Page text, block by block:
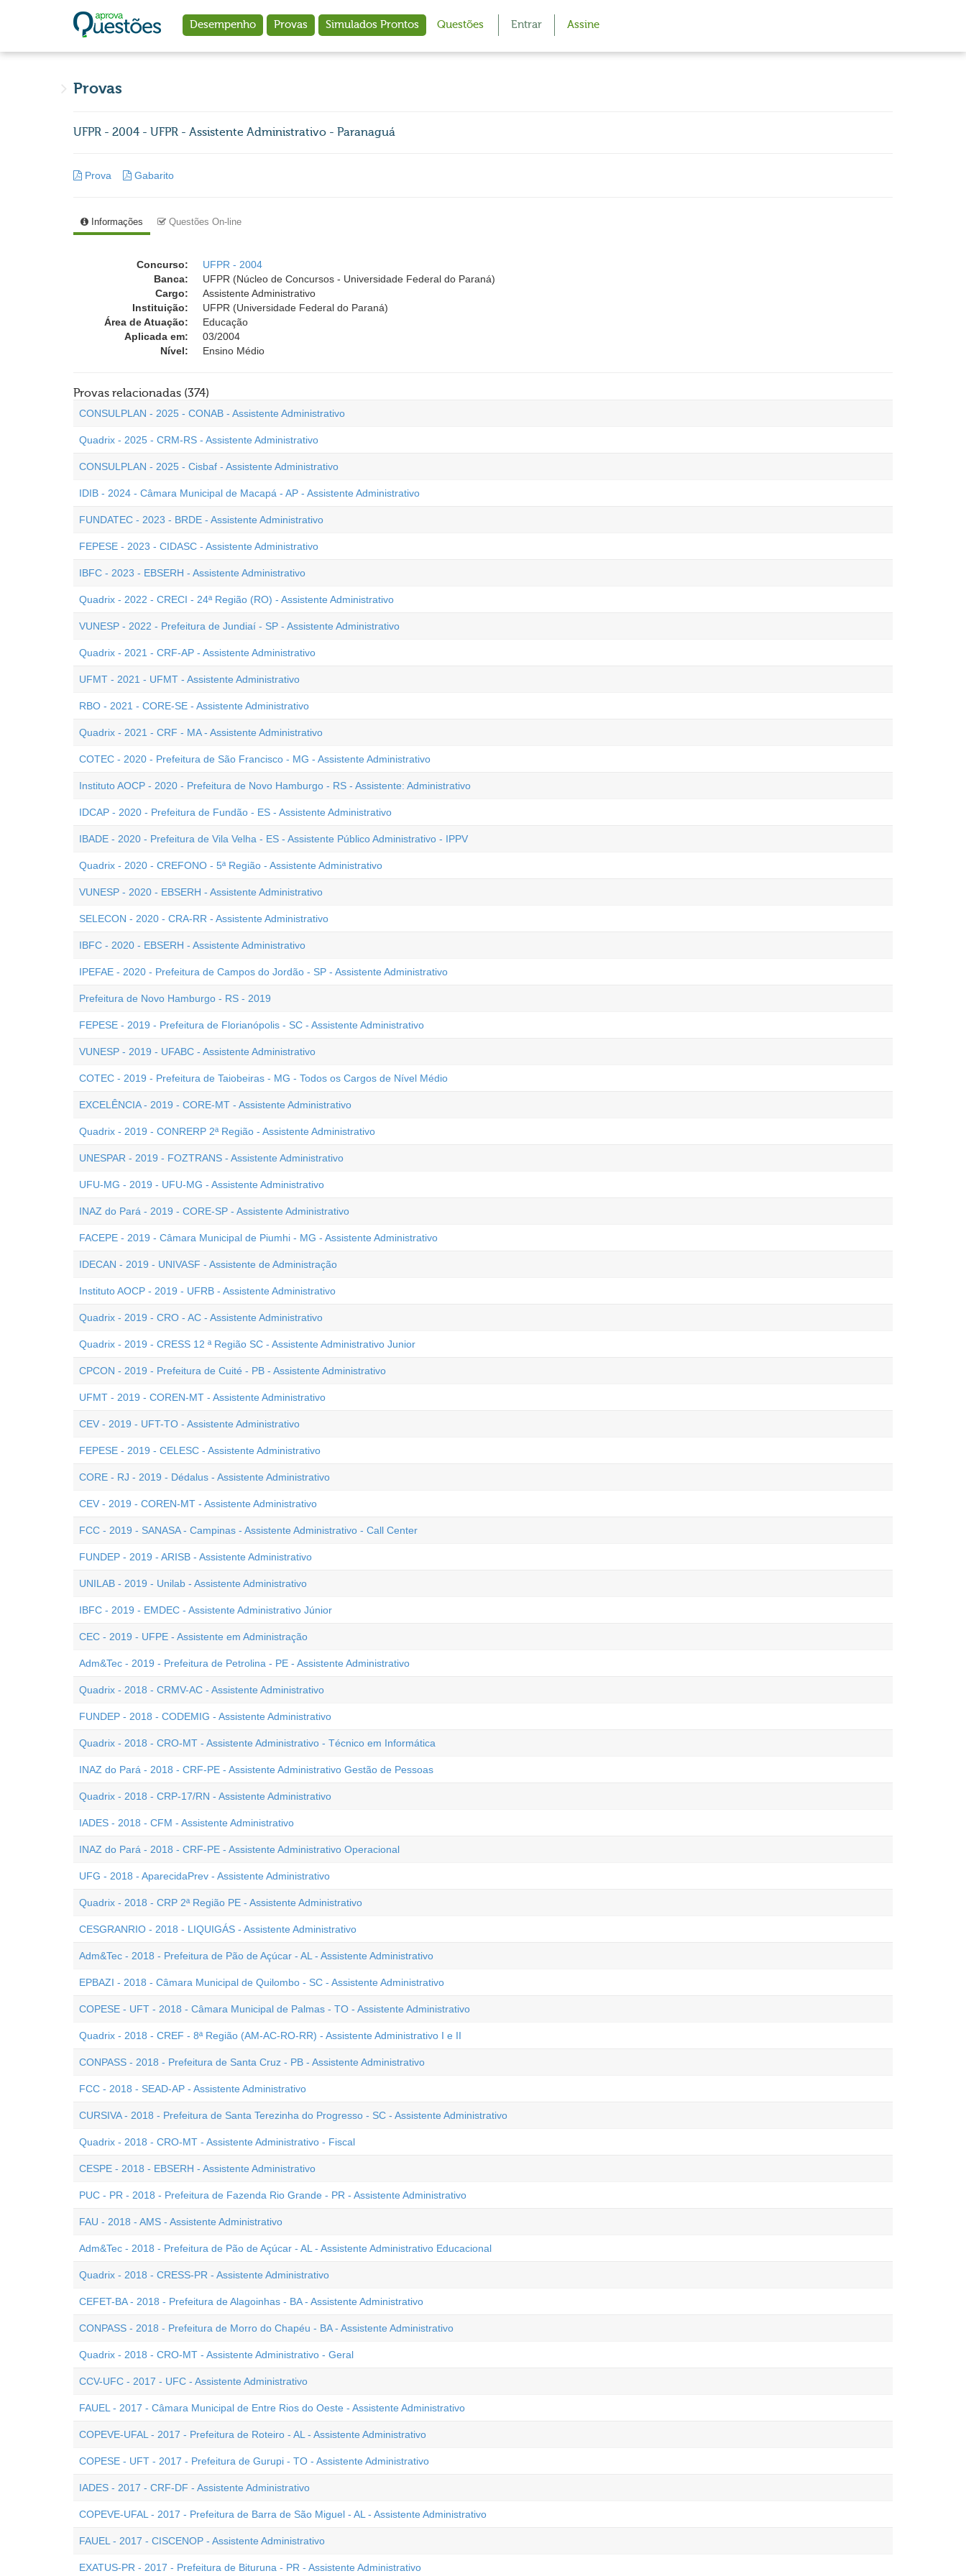
Desempenho Provas Simulados Prontos Questões Entrar Assine
Provas
UFPR - 2004 - UFPR - Assistente Administrativo - Paranaguá
Prova Gabarito
Informações Questões On-line
Concurso:
UFPR - 2004
Banca:
UFPR (Núcleo de Concursos - Universidade Federal do Paraná)
Cargo:
Assistente Administrativo
Instituição:
UFPR (Universidade Federal do Paraná)
Área de Atuação:
Educação
Aplicada em:
03/2004
Nível:
Ensino Médio
Provas relacionadas (374)
CONSULPLAN - 2025 - CONAB - Assistente Administrativo
Quadrix - 2025 - CRM-RS - Assistente Administrativo
CONSULPLAN - 2025 - Cisbaf - Assistente Administrativo
IDIB - 2024 - Câmara Municipal de Macapá - AP - Assistente Administrativo
FUNDATEC - 2023 - BRDE - Assistente Administrativo
FEPESE - 2023 - CIDASC - Assistente Administrativo
IBFC - 2023 - EBSERH - Assistente Administrativo
Quadrix - 2022 - CRECI - 24ª Região (RO) - Assistente Administrativo
VUNESP - 2022 - Prefeitura de Jundiaí - SP - Assistente Administrativo
Quadrix - 2021 - CRF-AP - Assistente Administrativo
UFMT - 2021 - UFMT - Assistente Administrativo
RBO - 2021 - CORE-SE - Assistente Administrativo
Quadrix - 2021 - CRF - MA - Assistente Administrativo
COTEC - 2020 - Prefeitura de São Francisco - MG - Assistente Administrativo
Instituto AOCP - 2020 - Prefeitura de Novo Hamburgo - RS - Assistente: Administrativo
IDCAP - 2020 - Prefeitura de Fundão - ES - Assistente Administrativo
IBADE - 2020 - Prefeitura de Vila Velha - ES - Assistente Público Administrativo - IPPV
Quadrix - 2020 - CREFONO - 5ª Região - Assistente Administrativo
VUNESP - 2020 - EBSERH - Assistente Administrativo
SELECON - 2020 - CRA-RR - Assistente Administrativo
IBFC - 2020 - EBSERH - Assistente Administrativo
IPEFAE - 2020 - Prefeitura de Campos do Jordão - SP - Assistente Administrativo
Prefeitura de Novo Hamburgo - RS - 2019
FEPESE - 2019 - Prefeitura de Florianópolis - SC - Assistente Administrativo
VUNESP - 2019 - UFABC - Assistente Administrativo
COTEC - 2019 - Prefeitura de Taiobeiras - MG - Todos os Cargos de Nível Médio
EXCELÊNCIA - 2019 - CORE-MT - Assistente Administrativo
Quadrix - 2019 - CONRERP 2ª Região - Assistente Administrativo
UNESPAR - 2019 - FOZTRANS - Assistente Administrativo
UFU-MG - 2019 - UFU-MG - Assistente Administrativo
INAZ do Pará - 2019 - CORE-SP - Assistente Administrativo
FACEPE - 2019 - Câmara Municipal de Piumhi - MG - Assistente Administrativo
IDECAN - 2019 - UNIVASF - Assistente de Administração
Instituto AOCP - 2019 - UFRB - Assistente Administrativo
Quadrix - 2019 - CRO - AC - Assistente Administrativo
Quadrix - 2019 - CRESS 12 ª Região SC - Assistente Administrativo Junior
CPCON - 2019 - Prefeitura de Cuité - PB - Assistente Administrativo
UFMT - 2019 - COREN-MT - Assistente Administrativo
CEV - 2019 - UFT-TO - Assistente Administrativo
FEPESE - 2019 - CELESC - Assistente Administrativo
CORE - RJ - 2019 - Dédalus - Assistente Administrativo
CEV - 2019 - COREN-MT - Assistente Administrativo
FCC - 2019 - SANASA - Campinas - Assistente Administrativo - Call Center
FUNDEP - 2019 - ARISB - Assistente Administrativo
UNILAB - 2019 - Unilab - Assistente Administrativo
IBFC - 2019 - EMDEC - Assistente Administrativo Júnior
CEC - 2019 - UFPE - Assistente em Administração
Adm&Tec - 2019 - Prefeitura de Petrolina - PE - Assistente Administrativo
Quadrix - 2018 - CRMV-AC - Assistente Administrativo
FUNDEP - 2018 - CODEMIG - Assistente Administrativo
Quadrix - 2018 - CRO-MT - Assistente Administrativo - Técnico em Informática
INAZ do Pará - 2018 - CRF-PE - Assistente Administrativo Gestão de Pessoas
Quadrix - 2018 - CRP-17/RN - Assistente Administrativo
IADES - 2018 - CFM - Assistente Administrativo
INAZ do Pará - 2018 - CRF-PE - Assistente Administrativo Operacional
UFG - 2018 - AparecidaPrev - Assistente Administrativo
Quadrix - 2018 - CRP 2ª Região PE - Assistente Administrativo
CESGRANRIO - 2018 - LIQUIGÁS - Assistente Administrativo
Adm&Tec - 2018 - Prefeitura de Pão de Açúcar - AL - Assistente Administrativo
EPBAZI - 2018 - Câmara Municipal de Quilombo - SC - Assistente Administrativo
COPESE - UFT - 2018 - Câmara Municipal de Palmas - TO - Assistente Administrativo
Quadrix - 2018 - CREF - 8ª Região (AM-AC-RO-RR) - Assistente Administrativo I e II
CONPASS - 2018 - Prefeitura de Santa Cruz - PB - Assistente Administrativo
FCC - 2018 - SEAD-AP - Assistente Administrativo
CURSIVA - 2018 - Prefeitura de Santa Terezinha do Progresso - SC - Assistente Administrativo
Quadrix - 2018 - CRO-MT - Assistente Administrativo - Fiscal
CESPE - 2018 - EBSERH - Assistente Administrativo
PUC - PR - 2018 - Prefeitura de Fazenda Rio Grande - PR - Assistente Administrativo
FAU - 2018 - AMS - Assistente Administrativo
Adm&Tec - 2018 - Prefeitura de Pão de Açúcar - AL - Assistente Administrativo Educacional
Quadrix - 2018 - CRESS-PR - Assistente Administrativo
CEFET-BA - 2018 - Prefeitura de Alagoinhas - BA - Assistente Administrativo
CONPASS - 2018 - Prefeitura de Morro do Chapéu - BA - Assistente Administrativo
Quadrix - 2018 - CRO-MT - Assistente Administrativo - Geral
CCV-UFC - 2017 - UFC - Assistente Administrativo
FAUEL - 2017 - Câmara Municipal de Entre Rios do Oeste - Assistente Administrativo
COPEVE-UFAL - 2017 - Prefeitura de Roteiro - AL - Assistente Administrativo
COPESE - UFT - 2017 - Prefeitura de Gurupi - TO - Assistente Administrativo
IADES - 2017 - CRF-DF - Assistente Administrativo
COPEVE-UFAL - 2017 - Prefeitura de Barra de São Miguel - AL - Assistente Administrativo
FAUEL - 2017 - CISCENOP - Assistente Administrativo
EXATUS-PR - 2017 - Prefeitura de Bituruna - PR - Assistente Administrativo